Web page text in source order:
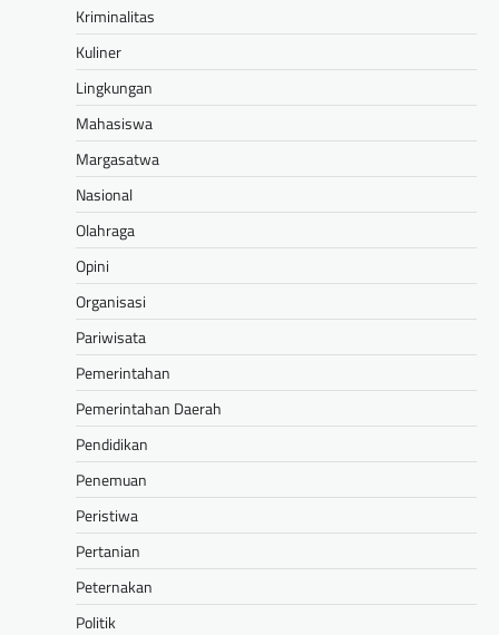
Kriminalitas
Kuliner
Lingkungan
Mahasiswa
Margasatwa
Nasional
Olahraga
Opini
Organisasi
Pariwisata
Pemerintahan
Pemerintahan Daerah
Pendidikan
Penemuan
Peristiwa
Pertanian
Peternakan
Politik